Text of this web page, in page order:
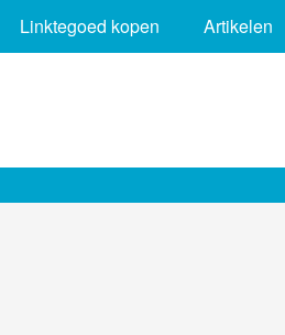
Linktegoed kopen Artikelen